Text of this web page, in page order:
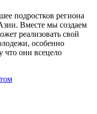
подростков региона
Вместе мы создаем
реализовать свой
особенно
что они всецело